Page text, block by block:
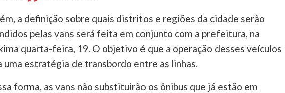
a definição sobre quais distritos e regiões da cidade serão
pelas vans será feita em conjunto com a prefeitura, na
quarta-feira, 19. O objetivo é que a operação desses veículos
uma estratégia de transbordo entre as linhas.
forma, as vans não substituirão os ônibus que já estão em